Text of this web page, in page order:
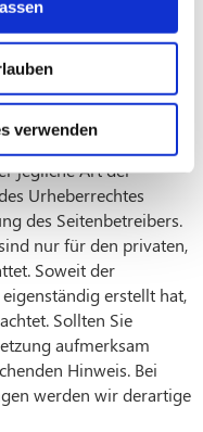
verwendenunterliegen
Bearbeitung,
jegliche Art der
Urheberrechtes
des Seitenbetreibers.
nur für den privaten,
Soweit der
erstellt hat,
Sollten Sie
aufmerksam
Hinweis. Bei
werden wir derartige